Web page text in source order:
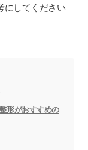
にしてください
整形がおすすめの